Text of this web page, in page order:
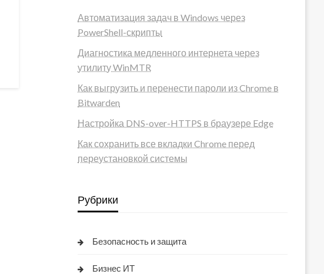
Автоматизация задач в Windows через
PowerShell-скрипты
Диагностика медленного интернета через
утилиту WinMTR
Как выгрузить и перенести пароли из Chrome в
Bitwarden
Настройка DNS-over-HTTPS в браузере Edge
Как сохранить все вкладки Chrome перед
переустановкой системы
Рубрики
Безопасность и защита
Бизнес ИТ